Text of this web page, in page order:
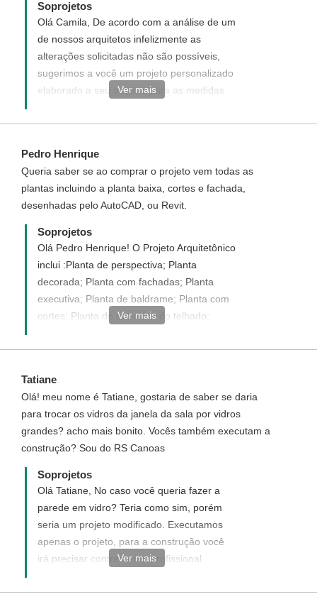
Soprojetos
Olá Camila, De acordo com a análise de um
de nossos arquitetos infelizmente as
alterações solicitadas não são possíveis,
sugerimos a você um projeto personalizado
elaborado a seu gosto e para as medidas
informando com detalhes como funciona,
personalizado. Disponha para quaisquer
dúvida será um prazer ter você como uma
de nossas clientes.
Ver mais
Pedro Henrique
Queria saber se ao comprar o projeto vem todas as
plantas incluindo a planta baixa, cortes e fachada,
desenhadas pelo AutoCAD, ou Revit.
Soprojetos
Olá Pedro Henrique! O Projeto Arquitetônico
inclui :Planta de perspectiva; Planta
decorada; Planta com fachadas; Planta
executiva; Planta de baldrame; Planta com
cortes; Planta de estrutura do telhado;
projeto em DWG custa 100% do valor do
adquiri-lo entre em contato conosco.
Ver mais
Tatiane
Olá! meu nome é Tatiane, gostaria de saber se daria
para trocar os vidros da janela da sala por vidros
grandes? acho mais bonito. Vocês também executam a
construção? Sou do RS Canoas
Soprojetos
Olá Tatiane, No caso você queria fazer a
parede em vidro? Teria como sim, porém
seria um projeto modificado. Executamos
apenas o projeto, para a construção você
irá precisar contratar um profissional
região para ser responsável pela obra.
Ver mais